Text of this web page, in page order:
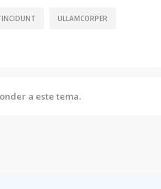
ULLAMCORPER
a este tema.